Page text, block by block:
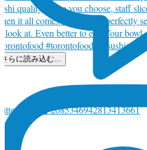
で返信 2085346942813413661
さらに読み込む...